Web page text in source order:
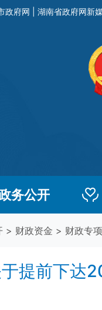
政府网 湖南省政府网新
务公开
> 财政资金 > 财政专
提前下达